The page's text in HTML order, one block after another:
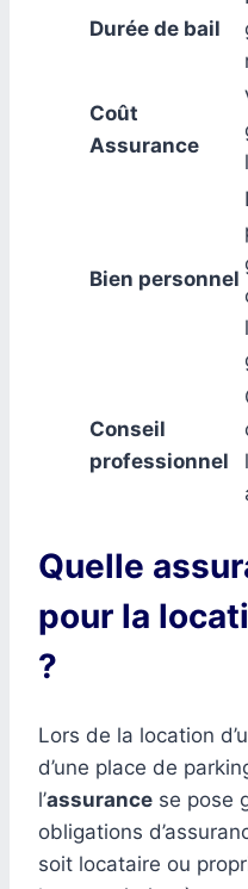
Durée de bail
Coût
Assurance
Bien personnel
Conseil
professionnel
Quelle
pour la
?
Lors de la location
d’une place de
l’assurance se pose
obligations
soit locataire ou